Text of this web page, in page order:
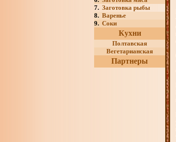
7. Заготовка рыбы
8. Варенье
9. Соки
Кухни
Полтавская
Вегетарианская
Партнеры